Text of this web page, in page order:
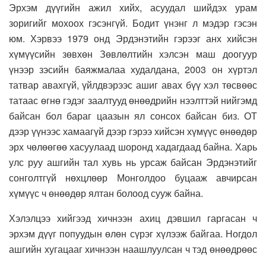
Эрхэм дүүгийн ажил хийх, асуудал шийдэх урам
зоригийг мохоох гэсэнгүй. Бодит үнэнг л мэдэр гэсэн
юм. Хэрвээ 1979 онд Эрдэнэтийн гэрээг анх хийсэн
хүмүүсийн зөвхөн Зөвлөлтийн хэлсэн маш доогуур
үнээр зэсийн баяжмалаа худалдана, 2003 он хүртэл
татвар авахгүй, үйлдвэрээс ашиг авах бүү хэл төсвөөс
татаас өгнө гэдэг заалтууд өнөөдрийн нээлттэй нийгэмд
байсан бол бараг цаазын ял сонсох байсан биз. ОТ
дээр үүнээс хамаагүй дээр гэрээ хийсэн хүмүүс өнөөдөр
эрх чөлөөгөө хасуулаад шоронд хадагдаад байна. Харь
улс руу ашгийн тал хувь нь урсаж байсан Эрдэнэтийг
сонголтгүй нөхцлөөр Монголдоо буцааж авчирсан
хүмүүс ч өнөөдөр ялтан болоод сууж байна.
Хэлэлцээ хийгээд хичнээн ахиц дэвшил гаргасан ч
эрхэм дүүг попуудын өлөн сүрэг хүлээж байгаа. Ногдол
ашгийн хугацааг хичнээн наашлуулсан ч тэд өнөөдрөөс